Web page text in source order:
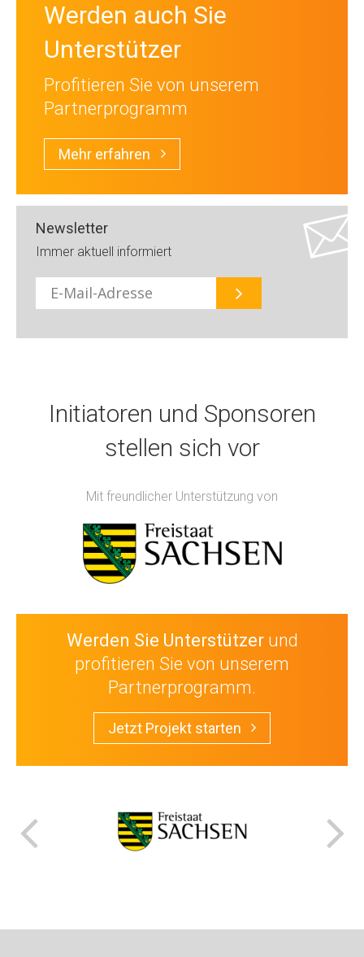
Werden auch Sie
Unterstützer
Profitieren Sie von unserem
Partnerprogramm
Mehr erfahren
Newsletter
Immer aktuell informiert
E-
Mail
Initiatoren und Sponsoren
stellen sich vor
Mit freundlicher Unterstützung von
Werden Sie Unterstützer und
profitieren Sie von unserem
Partnerprogramm.
Jetzt Projekt starten